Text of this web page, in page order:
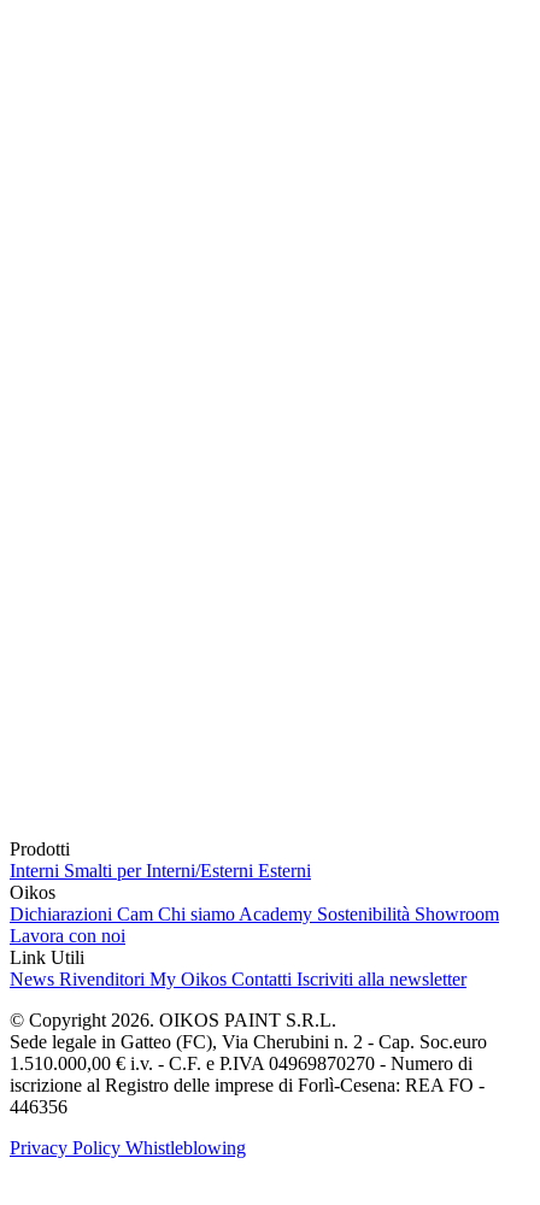
Prodotti
Interni Smalti per Interni/Esterni Esterni
Oikos
Dichiarazioni Cam Chi siamo Academy Sostenibilità Showroom
Lavora con noi
Link Utili
News Rivenditori My Oikos Contatti Iscriviti alla newsletter
© Copyright 2026. OIKOS PAINT S.R.L.
Sede legale in Gatteo (FC), Via Cherubini n. 2 - Cap. Soc.euro
1.510.000,00 € i.v. - C.F. e P.IVA 04969870270 - Numero di
iscrizione al Registro delle imprese di Forlì-Cesena: REA FO -
446356
Privacy Policy Whistleblowing